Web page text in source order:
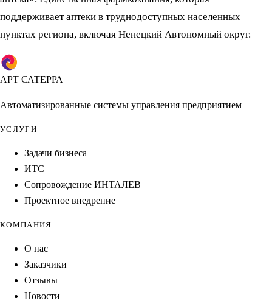
поддерживает аптеки в труднодоступных населенных
пунктах региона, включая Ненецкий Автономный округ.
АРТ САТЕРРА
Автоматизированные системы управления предприятием
УСЛУГИ
Задачи бизнеса
ИТС
Сопровождение ИНТАЛЕВ
Проектное внедрение
КОМПАНИЯ
О нас
Заказчики
Отзывы
Новости